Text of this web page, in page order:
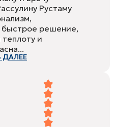
Рустаму
решение,
и
ДАЛЕЕ